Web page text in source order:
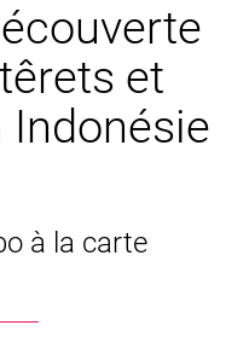
et
à la carte